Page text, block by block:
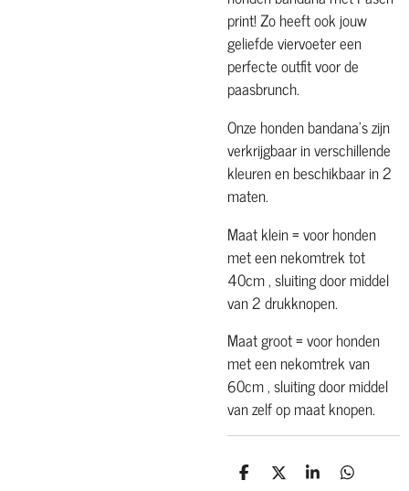
print! Zo heeft ook jouw
geliefde viervoeter een
perfecte outfit voor de
paasbrunch.
Onze honden bandana's zijn
verkrijgbaar in verschillende
kleuren en beschikbaar in 2
maten.
Maat klein = voor honden
met een nekomtrek tot
40cm , sluiting door middel
van 2 drukknopen.
Maat groot = voor honden
met een nekomtrek van
60cm , sluiting door middel
van zelf op maat knopen.
D D S D